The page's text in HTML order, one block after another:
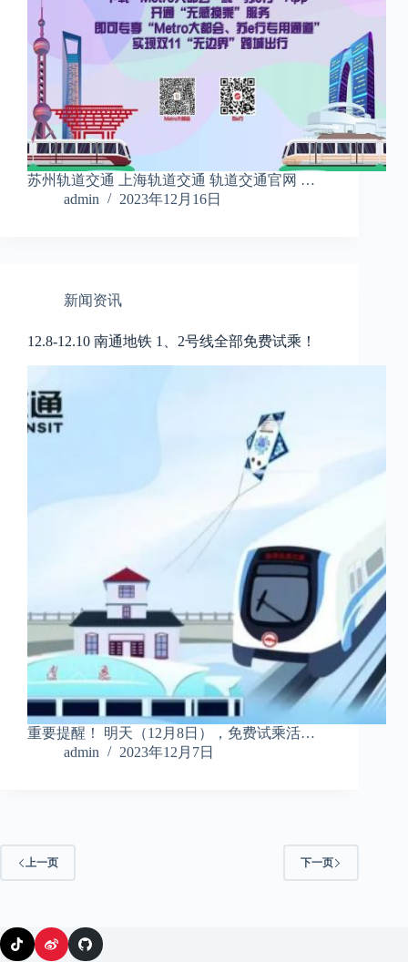
苏州轨道交通 上海轨道交通 轨道交通官网 …
admin
2023年12月16日
新闻资讯
12.8-12.10 南通地铁 1、2号线全部免费试乘！
重要提醒！ 明天（12月8日），免费试乘活…
admin
2023年12月7日
上一页 下一页